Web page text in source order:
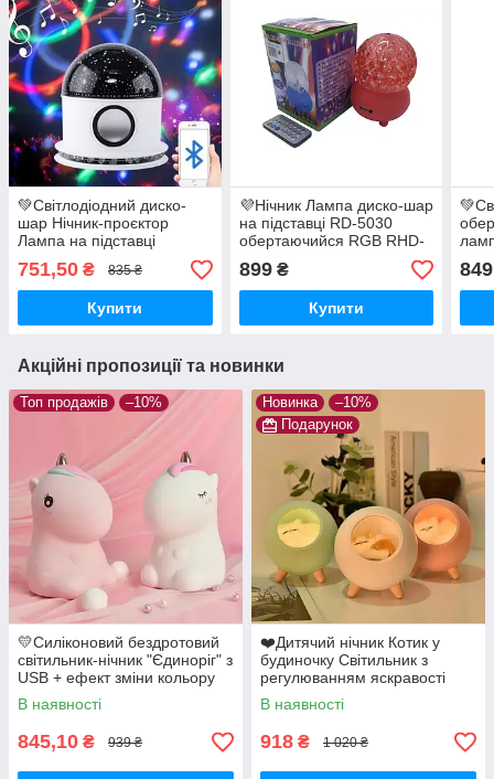
💚Світлодіодний диско-
шар Нічник-проєктор
Лампа на підставці
Зоряне Небо "Люкс" RD-
5008 Bluetooth
751,50 ₴ 835 ₴
Купити
💜Нічник Лампа диско-шар
на підставці RD-5030
обертаючийся RGB RHD-
182 Мр3+Ду+USB
Червоний
899₴
Купити
849
Акційні пропозиції та новинки
Топ продажів –10%
💛Силіконовий бездротовий
світильник-нічник "Єдиноріг" з
USB + ефект зміни кольору
В наявності
845,10 ₴ 939 ₴
Новинка
–10%
Подарунок
❤️Дитячий нічник Котик у
будиночку Світильник з
регулюванням яскравості
В наявності
918 ₴ 1 020 ₴